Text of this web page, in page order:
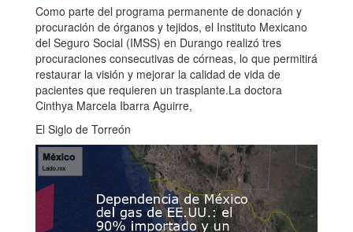
Como parte del programa permanente de donación y
procuración de órganos y tejidos, el Instituto Mexicano
del Seguro Social (IMSS) en Durango realizó tres
procuraciones consecutivas de córneas, lo que permitirá
restaurar la visión y mejorar la calidad de vida de
pacientes que requieren un trasplante.La doctora
Cinthya Marcela Ibarra Aguirre,
El Siglo de Torreón